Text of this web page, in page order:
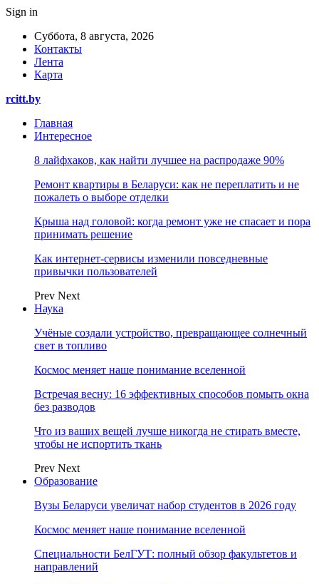
Sign in
Суббота, 8 августа, 2026
Контакты
Лента
Карта
rcitt.by
Главная
Интересное
8 лайфхаков, как найти лучшее на распродаже 90%
Ремонт квартиры в Беларуси: как не переплатить и не
пожалеть о выборе отделки
Крыша над головой: когда ремонт уже не спасает и пора
принимать решение
Как интернет-сервисы изменили повседневные
привычки пользователей
Prev Next
Наука
Учёные создали устройство, превращающее солнечный
свет в топливо
Космос меняет наше понимание вселенной
Встречая весну: 16 эффективных способов помыть окна
без разводов
Что из ваших вещей лучше никогда не стирать вместе,
чтобы не испортить ткань
Prev Next
Образование
Вузы Беларуси увеличат набор студентов в 2026 году
Космос меняет наше понимание вселенной
Специальности БелГУТ: полный обзор факультетов и
направлений